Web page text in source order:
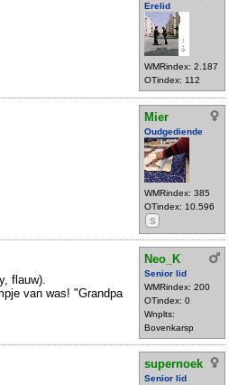
Erelid
WMRindex: 2.187
OTindex: 112
Mier
Oudgediende
WMRindex: 385
OTindex: 10.596
S
Neo_K
Senior lid
WMRindex: 200
OTindex: 0
Wnplts:
Bovenkarsp
flauw).
van was! "Grandpa
supernoek
Senior lid